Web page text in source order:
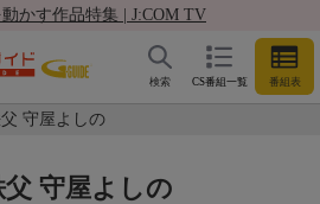
かす作品特集 | J:COM TV
CS番組一覧 番組表
検索
守屋よしの
守屋よしの